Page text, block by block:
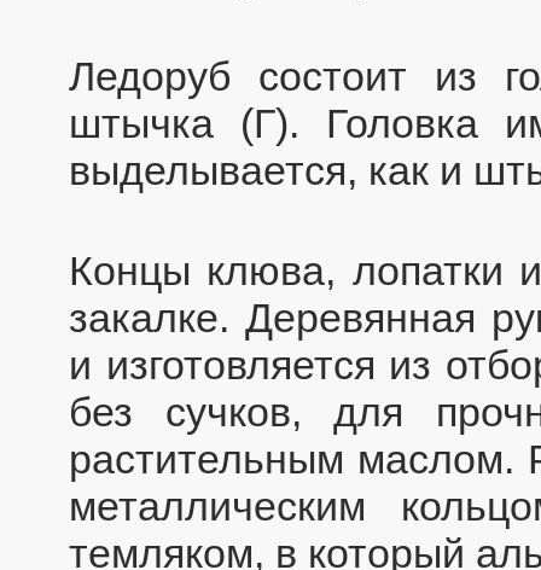
Ледоруб состоит из
штычка (Г). Головка
выделывается, как и
Концы клюва, лопатки
закалке. Деревянная
и изготовляется из
без сучков, для
растительным маслом.
металлическим
темляком, в который